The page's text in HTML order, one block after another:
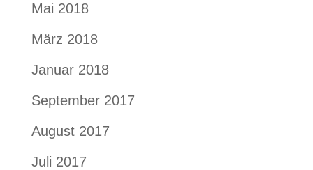
Mai 2018
März 2018
Januar 2018
September 2017
August 2017
Juli 2017